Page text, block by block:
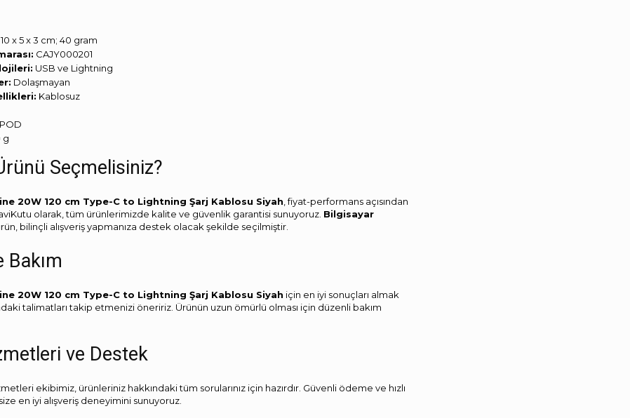
‎10 x 5 x 3 cm; 40 gram
‎CAJY000201
‎USB ve Lightning
‎Dolaşmayan
‎Kablosuz
g
Seçmelisiniz?
20W 120 cm Type-C to Lightning Şarj Kablosu Siyah, fiyat-performans açısından
olarak, tüm ürünlerimizde kalite ve güvenlik garantisi sunuyoruz. Bilgisayar
bilinçli alışveriş yapmanıza destek olacak şekilde seçilmiştir.
Bakım
20W 120 cm Type-C to Lightning Şarj Kablosu Siyah için en iyi sonuçları almak
talimatları takip etmenizi öneririz. Ürünün uzun ömürlü olması için düzenli bakım
ve Destek
ekibimiz, ürünleriniz hakkındaki tüm sorularınız için hazırdır. Güvenli ödeme ve hızlı
en iyi alışveriş deneyimini sunuyoruz.